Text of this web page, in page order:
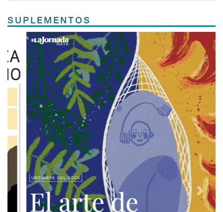
SUPLEMENTOS
Previous Next